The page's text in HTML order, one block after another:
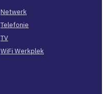
Netwerk
Telefonie
TV
WiFi Werkplek